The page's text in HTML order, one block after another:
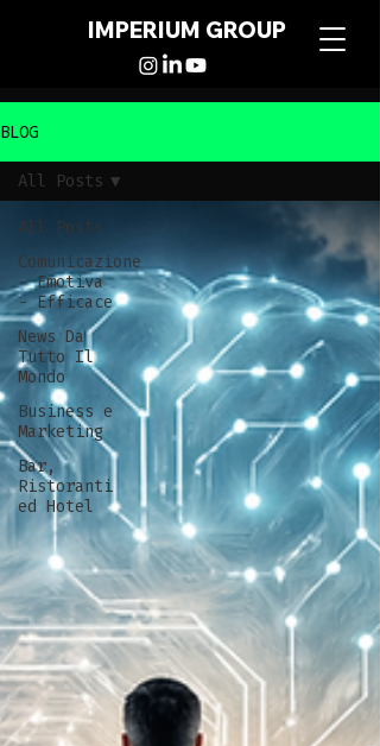
IMPERIUM GROUP
BLOG
All Posts
Comunicazione
- Emotiva
- Efficace
News Da
Tutto Il
Mondo
Business e
Marketing
Bar,
Ristoranti
ed Hotel
All Posts